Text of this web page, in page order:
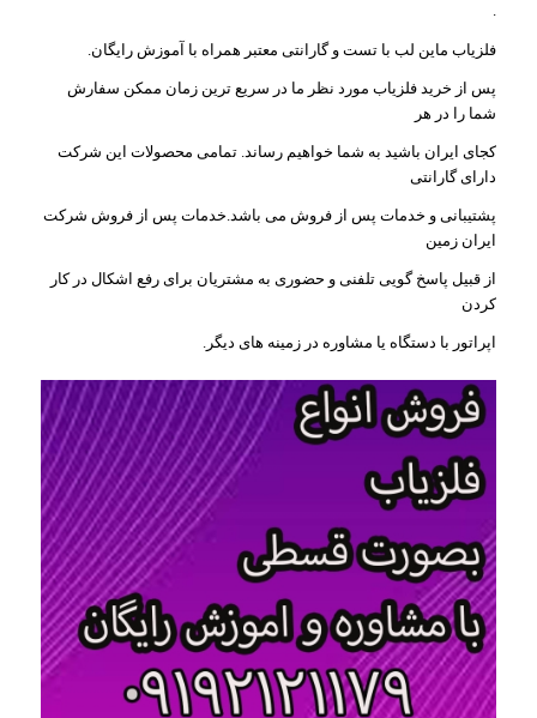
.
فلزیاب ماین لب با تست و گارانتی معتبر همراه با آموزش رایگان.
پس از خرید فلزیاب مورد نظر ما در سریع ترین زمان ممکن سفارش
شما را در هر
کجای ایران باشید به شما خواهیم رساند. تمامی محصولات این شرکت
دارای گارانتی
پشتیبانی و خدمات پس از فروش می باشد.خدمات پس از فروش شرکت
ایران زمین
از قبیل پاسخ گویی تلفنی و حضوری به مشتریان برای رفع اشکال در کار
کردن
اپراتور با دستگاه یا مشاوره در زمینه های دیگر.